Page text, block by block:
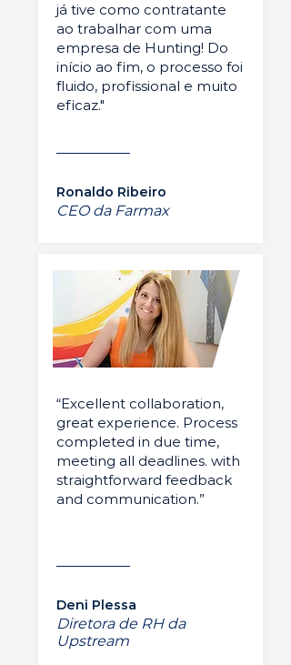
já tive como contratante
ao trabalhar com uma
empresa de Hunting! Do
início ao fim, o processo foi
fluido, profissional e muito
eficaz."
Ronaldo Ribeiro
CEO da Farmax
“Excellent collaboration,
great experience. Process
completed in due time,
meeting all deadlines. with
straightforward feedback
and communication.”
Deni Plessa
Diretora de RH da
Upstream